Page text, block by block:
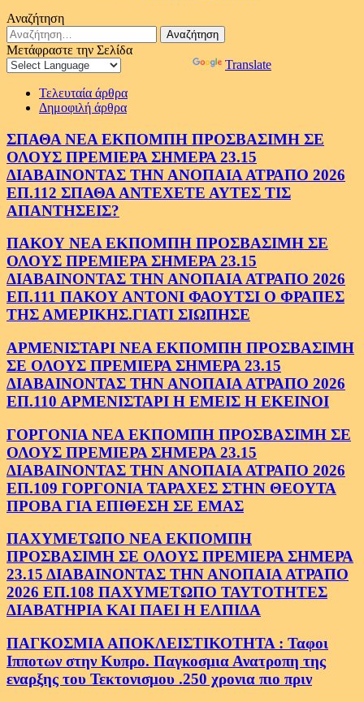
Αναζήτηση
Αναζήτηση
για:
Μετάφραστε την Σελίδα
Translate
Τελευταία άρθρα
Δημοφιλή άρθρα
ΣΠΑΘΑ ΝΕΑ ΕΚΠΟΜΠΗ ΠΡΟΣΒΑΣΙΜΗ ΣΕ
ΟΛΟΥΣ ΠΡΕΜΙΕΡΑ ΣΗΜΕΡΑ 23.15
ΔΙΑΒΑΙΝΟΝΤΑΣ ΤΗΝ ΑΝΟΠΑΙΑ ΑΤΡΑΠΟ 2026
ΕΠ.112 ΣΠΑΘΑ ΑΝΤΕΧΕΤΕ ΑΥΤΕΣ ΤΙΣ
ΑΠΑΝΤΗΣΕΙΣ?
ΠΑΚΟΥ ΝΕΑ ΕΚΠΟΜΠΗ ΠΡΟΣΒΑΣΙΜΗ ΣΕ
ΟΛΟΥΣ ΠΡΕΜΙΕΡΑ ΣΗΜΕΡΑ 23.15
ΔΙΑΒΑΙΝΟΝΤΑΣ ΤΗΝ ΑΝΟΠΑΙΑ ΑΤΡΑΠΟ 2026
ΕΠ.111 ΠΑΚΟΥ ΑΝΤΟΝΙ ΦΑΟΥΤΣΙ Ο ΦΡΑΠΕΣ
ΤΗΣ ΑΜΕΡΙΚΗΣ.ΓΙΑΤΙ ΣΙΩΠΗΣΕ
ΑΡΜΕΝΙΣΤΑΡΙ ΝΕΑ ΕΚΠΟΜΠΗ ΠΡΟΣΒΑΣΙΜΗ
ΣΕ ΟΛΟΥΣ ΠΡΕΜΙΕΡΑ ΣΗΜΕΡΑ 23.15
ΔΙΑΒΑΙΝΟΝΤΑΣ ΤΗΝ ΑΝΟΠΑΙΑ ΑΤΡΑΠΟ 2026
ΕΠ.110 ΑΡΜΕΝΙΣΤΑΡΙ Η ΕΜΕΙΣ Η ΕΚΕΙΝΟΙ
ΓΟΡΓΟΝΙΑ ΝΕΑ ΕΚΠΟΜΠΗ ΠΡΟΣΒΑΣΙΜΗ ΣΕ
ΟΛΟΥΣ ΠΡΕΜΙΕΡΑ ΣΗΜΕΡΑ 23.15
ΔΙΑΒΑΙΝΟΝΤΑΣ ΤΗΝ ΑΝΟΠΑΙΑ ΑΤΡΑΠΟ 2026
ΕΠ.109 ΓΟΡΓΟΝΙΑ ΤΑΡΑΧΕΣ ΣΤΗΝ ΘΕΟΥΤΑ
ΠΡΟΒΑ ΓΙΑ ΕΠΙΘΕΣΗ ΣΕ ΕΜΑΣ
ΠΑΧΥΜΕΤΩΠΟ ΝΕΑ ΕΚΠΟΜΠΗ
ΠΡΟΣΒΑΣΙΜΗ ΣΕ ΟΛΟΥΣ ΠΡΕΜΙΕΡΑ ΣΗΜΕΡΑ
23.15 ΔΙΑΒΑΙΝΟΝΤΑΣ ΤΗΝ ΑΝΟΠΑΙΑ ΑΤΡΑΠΟ
2026 ΕΠ.108 ΠΑΧΥΜΕΤΩΠΟ ΤΑΥΤΟΤΗΤΕΣ
ΔΙΑΒΑΤΗΡΙΑ ΚΑΙ ΠΑΕΙ Η ΕΛΠΙΔΑ
ΠΑΓΚΟΣΜΙΑ ΑΠΟΚΛΕΙΣΤΙΚΟΤΗΤΑ : Ταφοι
Ιπποτων στην Κυπρο. Παγκοσμια Ανατροπη της
εναρξης του Τεκτονισμου .250 χρονια πιο πριν